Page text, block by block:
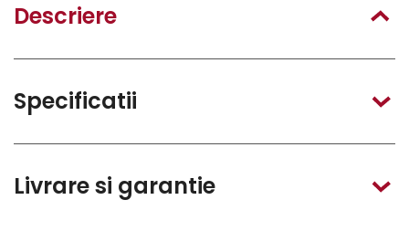
Descriere
Specificatii
Livrare si garantie